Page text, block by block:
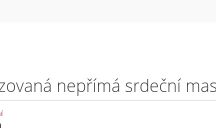
nepřímá srdeční